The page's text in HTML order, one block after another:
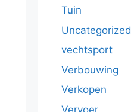
Tuin
Uncategorized
vechtsport
Verbouwing
Verkopen
Vervoer